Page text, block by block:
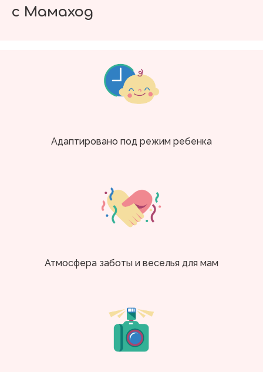
с Мамаход
Адаптировано под режим ребенка
Атмосфера заботы и веселья для мам